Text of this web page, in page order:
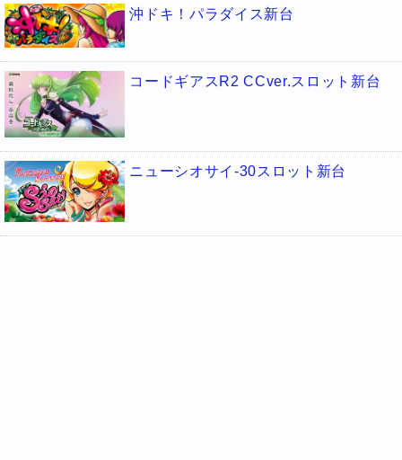
沖ドキ！パラダイス新台
コードギアスR2 CCver.スロット新台
ニューシオサイ-30スロット新台